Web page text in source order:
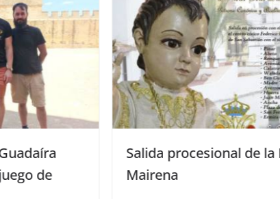
Salida procesional de la Patrona de
Mairena